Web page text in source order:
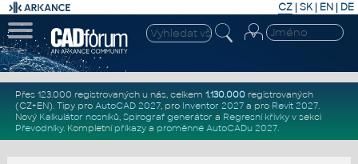
CZ | SK| EN | DE
Přes 123.000 registrovaných u nás, celkem 1.130.000registrovaných
(CZ+EN). Tipy pro AutoCAD 2027, pro Inventor 2027a pro Revit 2027.
Nový Kalkulátor nosníků, Spirograf generátor a Regresní křivkyv sekci
Převodníky. Kompletní příkazya proměnné AutoCADu 2027.